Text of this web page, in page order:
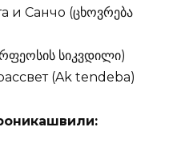
и Санчо (ცხოვრება
სიკვდილი)
(Ak tendeba)